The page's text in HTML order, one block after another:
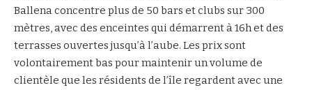
Ballena concentre plus de 50 bars et clubs sur 300
mètres, avec des enceintes qui démarrent à 16h et des
terrasses ouvertes jusqu’à l’aube. Les prix sont
volontairement bas pour maintenir un volume de
clientèle que les résidents de l’île regardent avec une